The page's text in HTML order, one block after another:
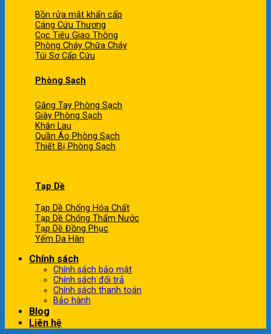
Bồn rửa mắt khẩn cấp
Cáng Cứu Thương
Cọc Tiêu Giao Thông
Phòng Cháy Chữa Cháy
Túi Sơ Cấp Cứu
Phòng Sạch
Găng Tay Phòng Sạch
Giày Phòng Sạch
Khăn Lau
Quần Áo Phòng Sạch
Thiết Bị Phòng Sạch
Tạp Dề
Tạp Dề Chống Hóa Chất
Tạp Dề Chống Thấm Nước
Tạp Dề Đồng Phục
Yếm Da Hàn
Chính sách
Chính sách bảo mật
Chính sách đổi trả
Chính sách thanh toán
Bảo hành
Blog
Liên hệ